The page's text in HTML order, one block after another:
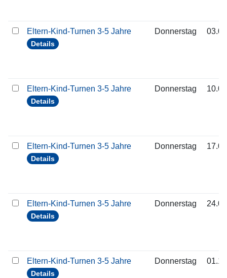
Eltern-Kind-Turnen 3-5 Jahre
Details
Donnerstag
Eltern-Kind-Turnen 3-5 Jahre
Details
Donnerstag
Eltern-Kind-Turnen 3-5 Jahre
Details
Donnerstag
Eltern-Kind-Turnen 3-5 Jahre
Details
Donnerstag
Eltern-Kind-Turnen 3-5 Jahre
Details
Donnerstag